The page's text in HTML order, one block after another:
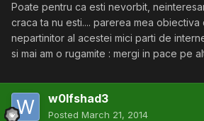
Poate pentru ca esti nevorbit,
craca ta nu esti.... parerea mea obiectiva
nepartinitor al acestei mici parti de
si mai am o rugamite : mergi in pace pe
w0lfshad3
Posted March 21, 2014